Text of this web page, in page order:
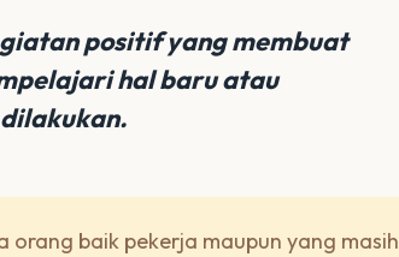
positif yang membuat
hal baru atau
baik pekerja maupun yang masih